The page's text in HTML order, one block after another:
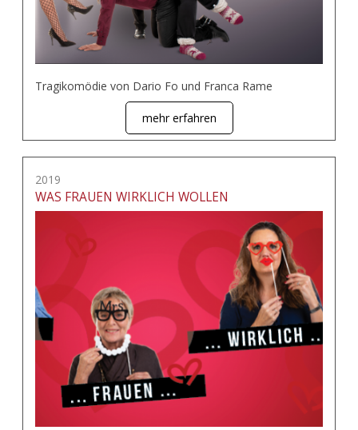
Tragikomödie von Dario Fo und Franca Rame
mehr erfahren
2019
WAS FRAUEN WIRKLICH WOLLEN